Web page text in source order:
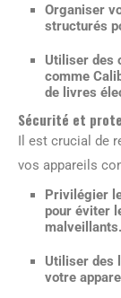
Organiser
structurés
Utiliser des
comme
de livres
Sécurité et
Il est crucial de
vos appareils
Privilégier
pour éviter
malveillants.
Utiliser des
votre